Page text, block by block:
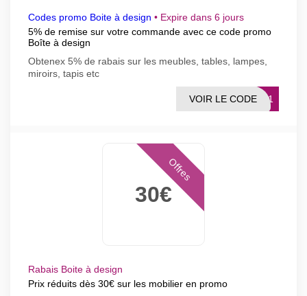
Codes promo Boite à design • Expire dans 6 jours
5% de remise sur votre commande avec ce code promo
Boîte à design
Obtenex 5% de rabais sur les meubles, tables, lampes,
miroirs, tapis etc
NDE1
VOIR LE CODE
30€
Offres
Rabais Boite à design
Prix réduits dès 30€ sur les mobilier en promo